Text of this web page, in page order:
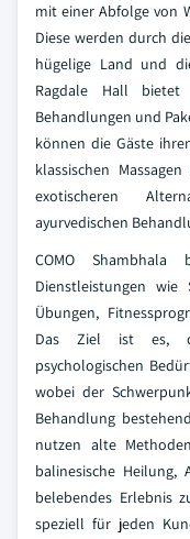
mit einer Abfolge von
Diese werden durch
hügelige Land und
Ragdale Hall bietet
Behandlungen und
können die Gäste
klassischen
exotischeren
ayurvedischen
COMO
Dienstleistungen wie
Übungen,
Das Ziel ist es,
psychologischen
wobei der
Behandlung
nutzen alte
balinesische
belebendes Erlebnis
speziell für jeden